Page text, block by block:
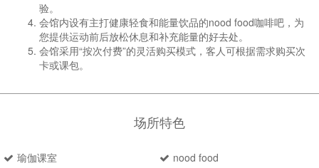
验。
会馆内设有主打健康轻食和能量饮品的nood food咖啡吧，为
您提供运动前后放松休息和补充能量的好去处。
会馆采用“按次付费”的灵活购买模式，客人可根据需求购买次
卡或课包。
场所特色
瑜伽课室
nood food